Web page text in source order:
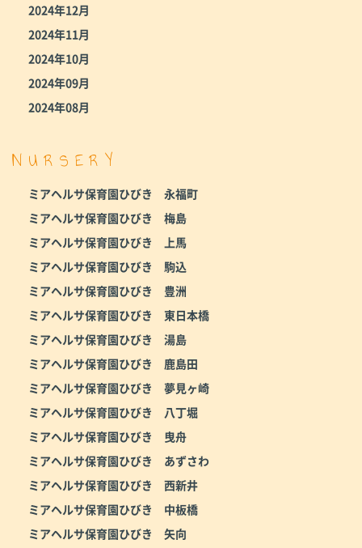
2024年12月
2024年11月
2024年10月
2024年09月
2024年08月
NURSERY
ミアヘルサ保育園ひびき 永福町
ミアヘルサ保育園ひびき 梅島
ミアヘルサ保育園ひびき 上馬
ミアヘルサ保育園ひびき 駒込
ミアヘルサ保育園ひびき 豊洲
ミアヘルサ保育園ひびき 東日本橋
ミアヘルサ保育園ひびき 湯島
ミアヘルサ保育園ひびき 鹿島田
ミアヘルサ保育園ひびき 夢見ヶ崎
ミアヘルサ保育園ひびき 八丁堀
ミアヘルサ保育園ひびき 曳舟
ミアヘルサ保育園ひびき あずさわ
ミアヘルサ保育園ひびき 西新井
ミアヘルサ保育園ひびき 中板橋
ミアヘルサ保育園ひびき 矢向